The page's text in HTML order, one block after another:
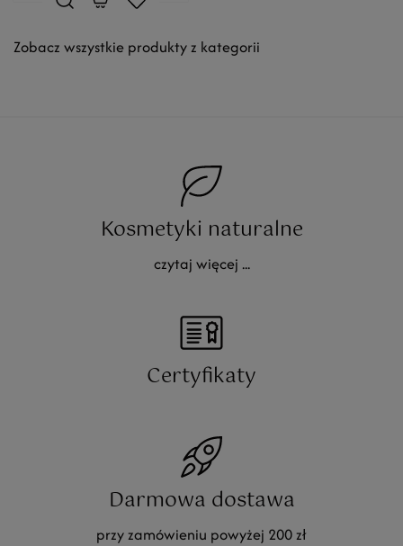
Zobacz wszystkie produkty z kategorii
Kosmetyki naturalne
czytaj więcej ...
Certyfikaty
Darmowa dostawa
przy zamówieniu powyżej 200 zł